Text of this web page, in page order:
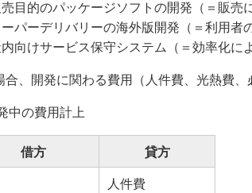
目的のパッケージソフトの開発（＝販売
ーパーデリバリーの海外版開発（＝利用者
向けサービス保守システム（＝効率化に
合、開発に関わる費用（人件費、光熱費
中の費用計上
借方 貸方
人件費